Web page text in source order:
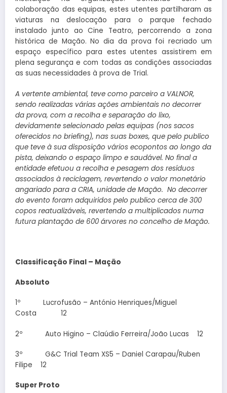
colaboração das equipas, estes utentes partilharam as
viaturas na deslocação para o parque fechado
instalado junto ao Cine Teatro, percorrendo a zona
histórica de Mação. No dia da prova foi recriado um
espaço específico para estes utentes assistirem em
plena segurança e com todas as condições associadas
as suas necessidades à prova de Trial.
A vertente ambiental, teve como parceiro a VALNOR,
sendo realizadas várias ações ambientais no decorrer
da prova, com a recolha e separação do lixo,
devidamente selecionado pelas equipas (nos sacos
oferecidos no briefing), nas suas boxes, que pelo publico
que teve à sua disposição vários ecopontos ao longo da
pista, deixando o espaço limpo e saudável. No final a
entidade efetuou a recolha e pesagem dos resíduos
associados à reciclagem, revertendo o valor monetário
angariado para a CRIA, unidade de Mação. No decorrer
do evento foram adquiridos pelo publico cerca de 300
copos reatualizáveis, revertendo a multiplicados numa
futura plantação de 600 árvores no concelho de Mação.
Classificação Final – Mação
Absoluto
1º Lucrofusão – António Henriques/Miguel
Costa 12
2º Auto Higino – Claúdio Ferreira/João Lucas 12
3º G&C Trial Team XS5 – Daniel Carapau/Ruben
Filipe 12
Super Proto